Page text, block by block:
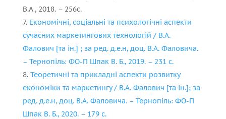
В.А , 2018. – 256с.
Економічні, соціальні та психологічні аспекти
сучасних маркетингових технологій / В.А.
Фалович [та ін.] ; за ред. д.е.н, доц. В.А. Фаловича.
– Тернопіль: ФО-П Шпак В. Б., 2019. – 231 с.
Теоретичні та прикладні аспекти розвитку
економіки та маркетингу / В.А. Фалович [та ін.]; за
ред. д.е.н, доц. В.А. Фаловича. – Тернопіль: ФО-П
Шпак В. Б., 2020. – 179 с.